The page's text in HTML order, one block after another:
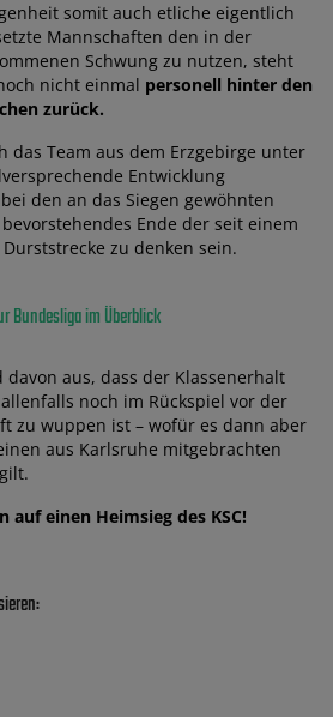
somit auch etliche eigentlich
Mannschaften den in der
Schwung zu nutzen, steht
nicht einmal personell hinter den
zurück.
das Team aus dem Erzgebirge unter
Entwicklung
den an das Siegen gewöhnten
Ende der seit einem
zu denken sein.
Bundesliga im Überblick
aus, dass der Klassenerhalt
noch im Rückspiel vor der
zu wuppen ist – wofür es dann aber
aus Karlsruhe mitgebrachten
einen Heimsieg des KSC!